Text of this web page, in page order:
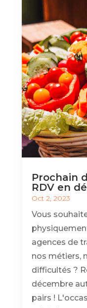
Prochain
RDV en
Oct 2, 2023
Vous
agences de
nos métiers,
difficultés ?
décembre
pairs !